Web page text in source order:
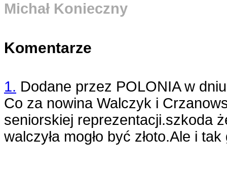
Michał Konieczny
Komentarze
1. Dodane przez POLONIAw
Co za nowina Walczyk i
seniorskiej reprezentacji.szkoda
walczyła mogło być złoto.Ale i